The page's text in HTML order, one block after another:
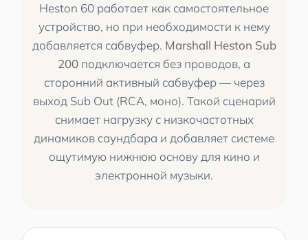
Heston 60 работает как самостоятельное
устройство, но при необходимости к нему
добавляется сабвуфер. Marshall Heston Sub
200 подключается без проводов, а
сторонний активный сабвуфер — через
выход Sub Out (RCA, моно). Такой сценарий
снимает нагрузку с низкочастотных
динамиков саундбара и добавляет системе
ощутимую нижнюю основу для кино и
электронной музыки.